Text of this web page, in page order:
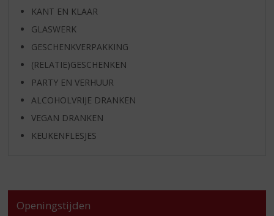
KANT EN KLAAR
GLASWERK
GESCHENKVERPAKKING
(RELATIE)GESCHENKEN
PARTY EN VERHUUR
ALCOHOLVRIJE DRANKEN
VEGAN DRANKEN
KEUKENFLESJES
Openingstijden